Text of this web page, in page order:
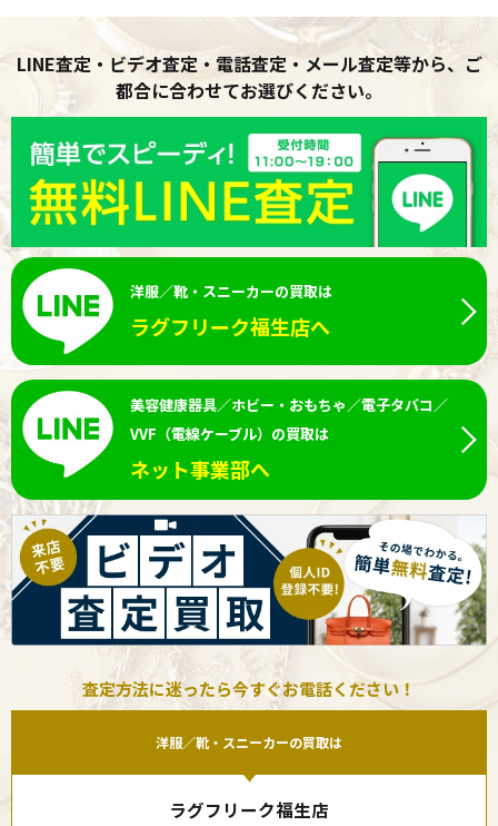
LINE査定・ビデオ査定・電話査定・メール査定等から、ご
都合に合わせてお選びください。
洋服／靴・スニーカーの買取は
ラグフリーク福生店へ
美容健康器具／ホビー・おもちゃ／電子タバコ／
VVF（電線ケーブル）の買取は
ネット事業部へ
査定方法に迷ったら今すぐお電話ください！
洋服／靴・スニーカーの買取は
ラグフリーク福生店